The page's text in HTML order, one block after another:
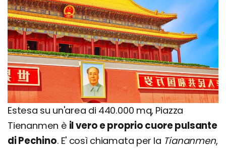
Estesa su un'area di 440.000 mq, Piazza
Tienanmen è il vero e proprio cuore pulsante
di Pechino. E' così chiamata per la Tiananmen,